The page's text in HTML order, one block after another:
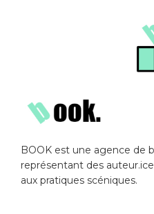
BOOK est une agence de
représentant des
aux pratiques scéniques.